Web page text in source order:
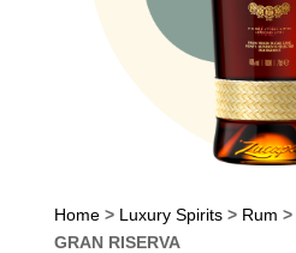
Home> Luxury Spirits> Rum >
GRAN RISERVA